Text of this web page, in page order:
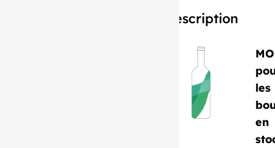
Description
les
en